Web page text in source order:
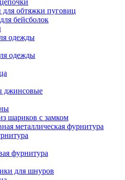
для обтяжки пуговиц
бейсболок
одежды
одежды
джинсовые
шариков с замком
металлическая фурнитура
фурнитура
для шнуров